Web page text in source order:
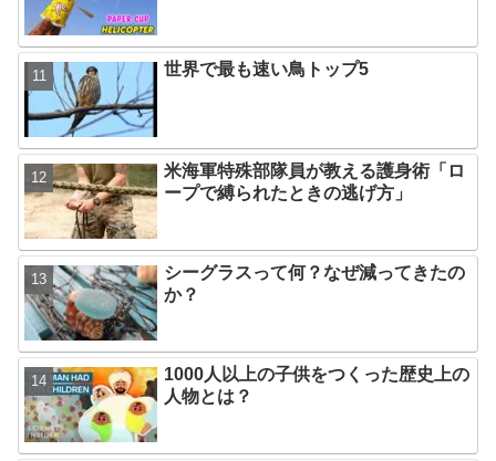
世界で最も速い鳥トップ5
米海軍特殊部隊員が教える護身術「ロ
ープで縛られたときの逃げ方」
シーグラスって何？なぜ減ってきたの
か？
1000人以上の子供をつくった歴史上の
人物とは？